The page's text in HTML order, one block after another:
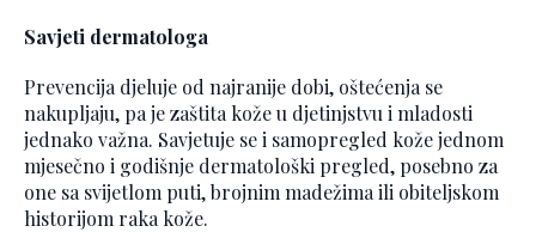
Savjeti dermatologa
Prevencija djeluje od najranije dobi, oštećenja se
nakupljaju, pa je zaštita kože u djetinjstvu i mladosti
jednako važna. Savjetuje se i samopregled kože jednom
mjesečno i godišnje dermatološki pregled, posebno za
one sa svijetlom puti, brojnim madežima ili obiteljskom
historijom raka kože.